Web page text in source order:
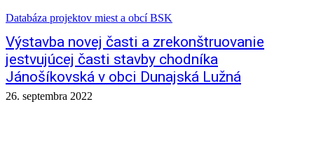
Databáza projektov miest a obcí BSK
Výstavba novej časti a zrekonštruovanie
jestvujúcej časti stavby chodníka
Jánošíkovská v obci Dunajská Lužná
26. septembra 2022